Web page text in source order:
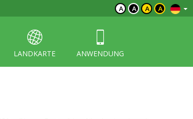
A A A A
LANDKARTE
ANWENDUNG